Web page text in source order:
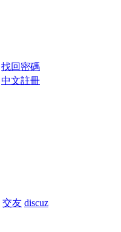
找回密碼
中文註冊
交友 discuz